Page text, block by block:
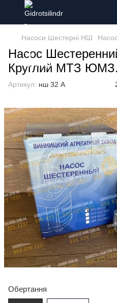
Насоси Шестерні НШ
Насос
Круглий МТЗ
Артикул: нш 32 А
Обертання